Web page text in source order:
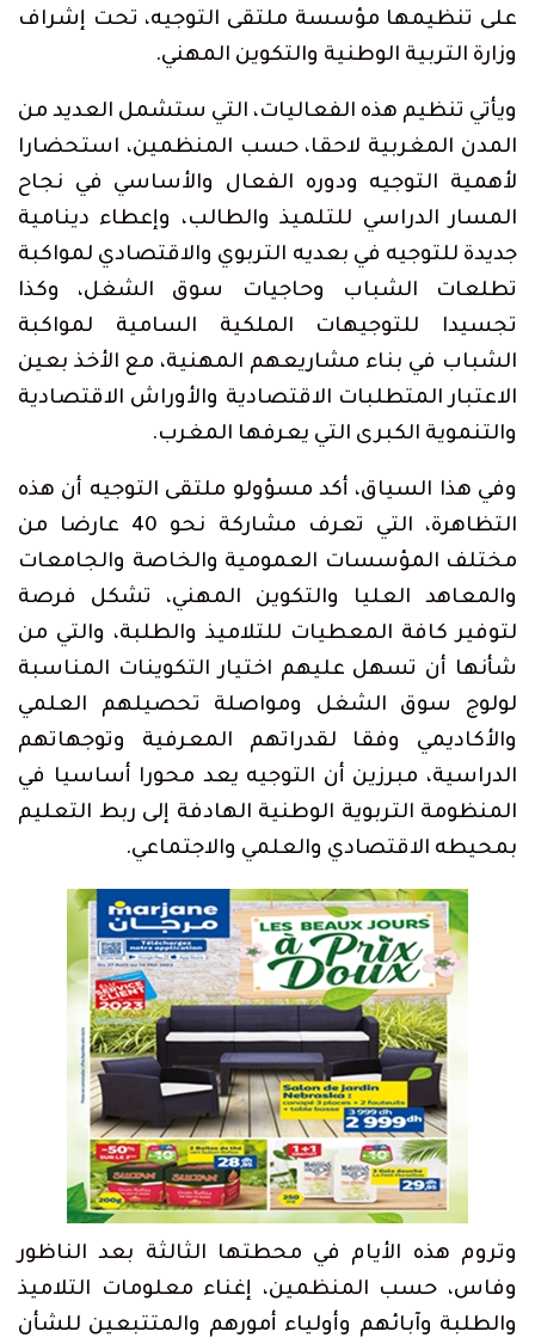
على تنظيمها مؤسسة ملتقى التوجيه، تحت إشراف
وزارة التربية الوطنية والتكوين المهني.
ويأتي تنظيم هذه الفعاليات، التي ستشمل العديد من
المدن المغربية لاحقا، حسب المنظمين، استحضارا
لأهمية التوجيه ودوره الفعال والأساسي في نجاح
المسار الدراسي للتلميذ والطالب، وإعطاء دينامية
جديدة للتوجيه في بعديه التربوي والاقتصادي لمواكبة
تطلعات الشباب وحاجيات سوق الشغل، وكذا
تجسيدا للتوجيهات الملكية السامية لمواكبة
الشباب في بناء مشاريعهم المهنية، مع الأخذ بعين
الاعتبار المتطلبات الاقتصادية والأوراش الاقتصادية
والتنموية الكبرى التي يعرفها المغرب.
وفي هذا السياق، أكد مسؤولو ملتقى التوجيه أن هذه
التظاهرة، التي تعرف مشاركة نحو 40 عارضا من
مختلف المؤسسات العمومية والخاصة والجامعات
والمعاهد العليا والتكوين المهني، تشكل فرصة
لتوفير كافة المعطيات للتلاميذ والطلبة، والتي من
شأنها أن تسهل عليهم اختيار التكوينات المناسبة
لولوج سوق الشغل ومواصلة تحصيلهم العلمي
والأكاديمي وفقا لقدراتهم المعرفية وتوجهاتهم
الدراسية، مبرزين أن التوجيه يعد محورا أساسيا في
المنظومة التربوية الوطنية الهادفة إلى ربط التعليم
بمحيطه الاقتصادي والعلمي والاجتماعي.
وتروم هذه الأيام في محطتها الثالثة بعد الناظور
وفاس، حسب المنظمين، إغناء معلومات التلاميذ
والطلبة وآبائهم وأولياء أمورهم والمتتبعين للشأن